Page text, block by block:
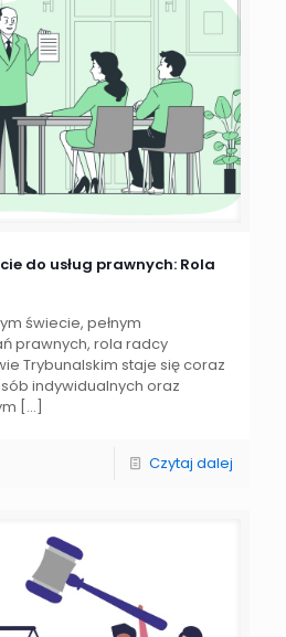
do usług prawnych: Rola
świecie, pełnym
prawnych, rola radcy
Trybunalskim staje się coraz
indywidualnych oraz
[…]
Czytaj dalej